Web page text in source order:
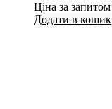
Ціна за запитом
Додати в кошик